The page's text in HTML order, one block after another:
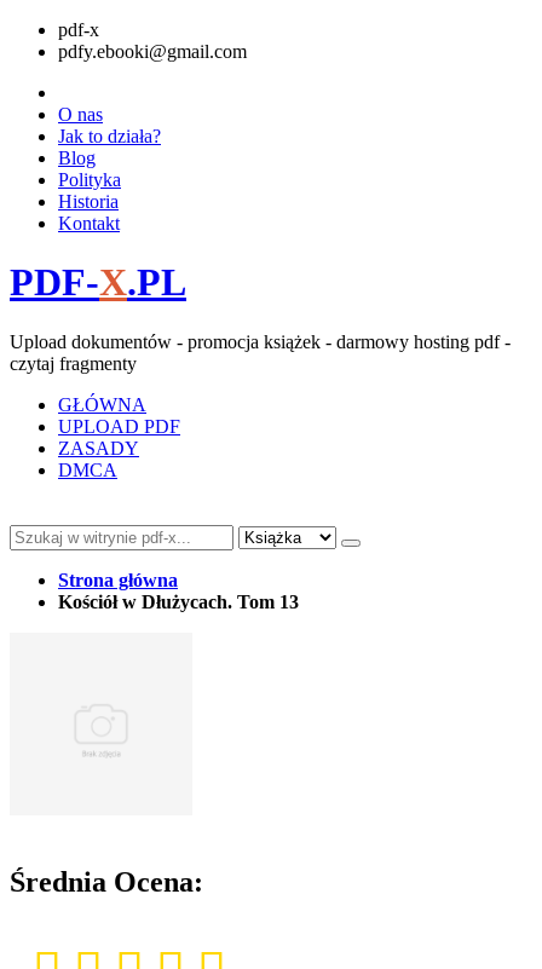
pdf-x
pdfy.ebooki@gmail.com
O nas
Jak to działa?
Blog
Polityka
Historia
Kontakt
PDF-X.PL
Upload dokumentów - promocja książek - darmowy hosting pdf -
czytaj fragmenty
GŁÓWNA
UPLOAD PDF
ZASADY
DMCA
Strona główna
Kościół w Dłużycach. Tom 13
Średnia Ocena: